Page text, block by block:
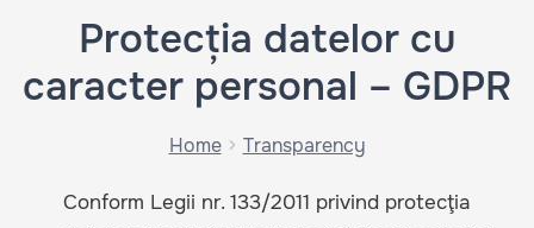
Protecția datelor cu
caracter personal – GDPR
Home Transparency
Conform Legii nr. 133/2011 privind protecţia